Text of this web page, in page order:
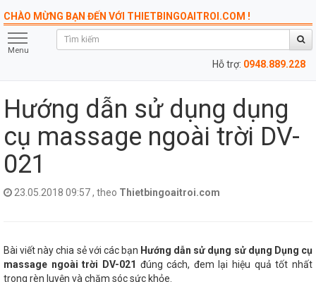
CHÀO MỪNG BẠN ĐẾN VỚI THIETBINGOAITROI.COM !
Menu
Hỗ trợ: 0948.889.228
Hướng dẫn sử dụng dụng
cụ massage ngoài trời DV-
021
23.05.2018 09:57 , theo Thietbingoaitroi.com
Bài viết này chia sẻ với các bạn Hướng dẫn sử dụng sử dụng Dụng cụ
massage ngoài trời DV-021 đúng cách, đem lại hiệu quả tốt nhất
trong rèn luyện và chăm sóc sức khỏe.